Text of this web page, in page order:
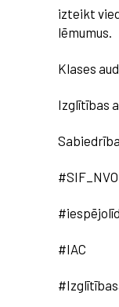
izteikt
lēmumus.
Klases
Izglītības
#IAC